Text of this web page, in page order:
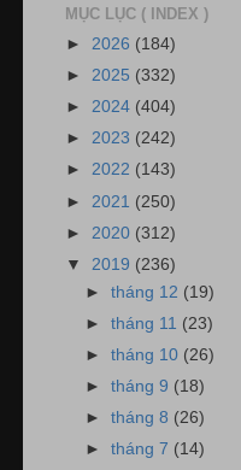
MỤC LỤC ( INDEX )
► 2026 (184)
► 2025 (332)
► 2024 (404)
► 2023 (242)
► 2022 (143)
► 2021 (250)
► 2020 (312)
▼ 2019 (236)
►tháng 12 (19)
►tháng 11 (23)
►tháng 10 (26)
►tháng 9 (18)
►tháng 8 (26)
►tháng 7 (14)